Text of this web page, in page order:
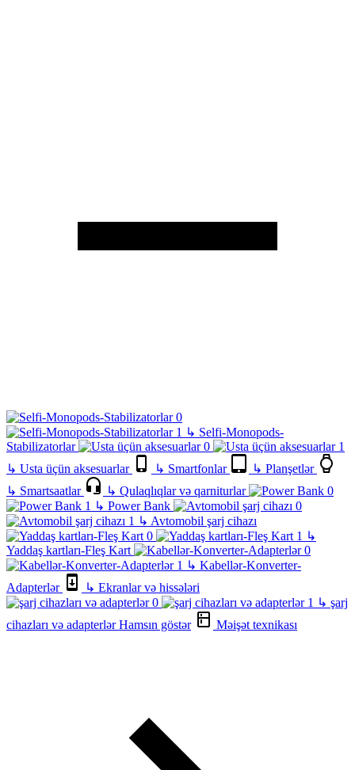
↳ Selfi-Monopods-
Stabilizatorlar
↳ Usta üçün aksesuarlar ↳ Smartfonlar ↳ Planşetlər
↳ Smartsaatlar ↳ Qulaqlıqlar və qarniturlar
↳ Power Bank
↳ Avtomobil şarj cihazı
↳
Yaddaş kartları-Fleş Kart
↳ Kabellər-Konverter-
Adapterlər
↳ Ekranlar və hissələri
↳ şarj
cihazları və adapterlərHamsın göstər Məişət texnikası